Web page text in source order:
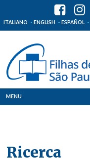
ITALIANO ENGLISH ESPAÑOL
MENU
Ricerca